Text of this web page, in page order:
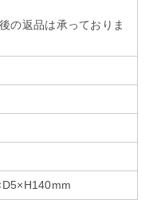
の返品は承っておりま